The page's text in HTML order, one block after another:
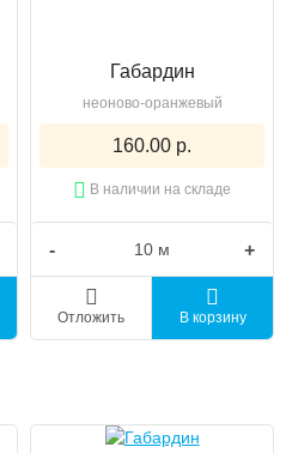
Габардин
неоново-оранжевый
160.00 р.
В наличии на складе
- +
Отложить В корзину